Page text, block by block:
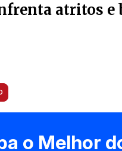
atritos
o Melhor